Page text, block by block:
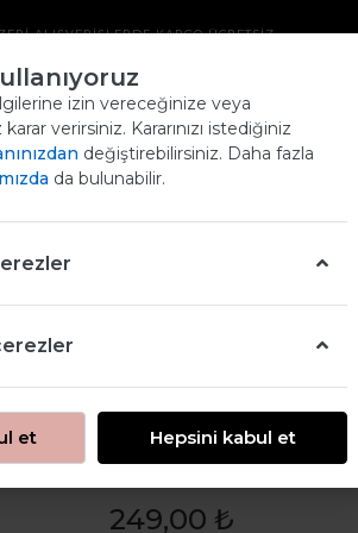
ALIŞVERİŞLERDE KARGO ÜCRETSİZ
BOYA 250
SU YEŞILI
Chalkee
249,00 ₺
izin vereceğinize veya
verirsiniz. Kararınızı istediğiniz
değiştirebilirsiniz. Daha fazla
da bulunabilir.
et Hepsini kabul et